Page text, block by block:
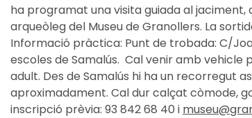
ha programat una visita guiada al
arqueòleg del Museu de Granollers. La
Informació pràctica: Punt de trobada: C/
escoles de Samalús. Cal venir amb
adult. Des de Samalús hi ha un recorregut
aproximadament. Cal dur calçat còmode,
inscripció prèvia: 93 842 68 40 i